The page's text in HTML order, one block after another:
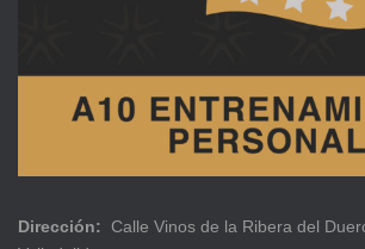
Dirección: Calle Vinos de la Ribera del